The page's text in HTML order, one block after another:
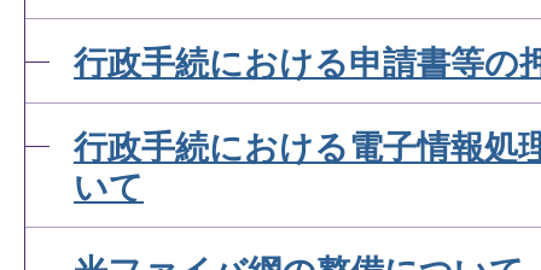
行政手続における申請書等の
行政手続における電子情報処
いて